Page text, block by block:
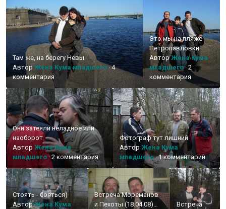
Там же, на берегу Невы
Автор Жена Кума младшего·4
комментария
Это мы на пляже
Петропавловки
АвторЖена Кума
младшего·2
комментария
Они затеяли неладное или
наоборот
Автор Жена Кума
младшего ·2 комментария
Фотограф тут лишний
Автор Жена Кума
младшего·1 комментарий
Стоять - бояться)
АвторЖена Кума
Встреча Мореманов
и Пехоты (18.04.08)
Встреча